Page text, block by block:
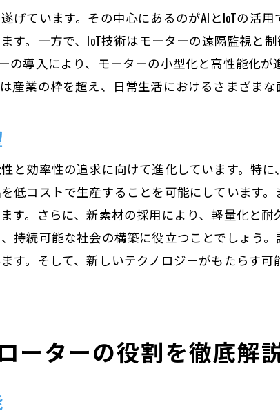
産業界を支えるモーター構造の革新性
産業用モーターの進化と現状
未来の産業を支える技術
モーターの構造理解が未来技術を切
基礎知識が応用技術に与える影響
研究開発におけるモーターの位
持続可能な未来を目指して
げています。その中心にあるのがAIとIoTの活
す。一方で、IoT技術はモーターの遠隔監視と
の導入により、モーターの小型化と高性能化
産業の枠を超え、日常生活におけるさまざまな
と効率性の追求に向けて進化しています。特
低コストで生産することを可能にしています
す。さらに、新素材の採用により、軽量化と
持続可能な社会の構築に役立つことでしょう
す。そして、新しいテクノロジーがもたらす
ーターの役割を徹底解